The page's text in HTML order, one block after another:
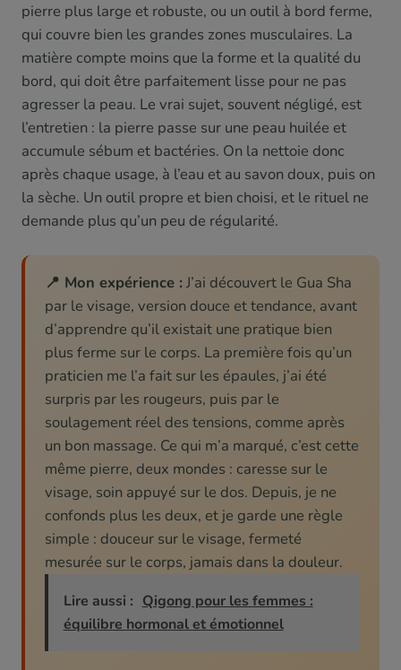
pierre plus large et robuste, ou un outil à bord ferme,
qui couvre bien les grandes zones musculaires. La
matière compte moins que la forme et la qualité du
bord, qui doit être parfaitement lisse pour ne pas
agresser la peau. Le vrai sujet, souvent négligé, est
l’entretien : la pierre passe sur une peau huilée et
accumule sébum et bactéries. On la nettoie donc
après chaque usage, à l’eau et au savon doux, puis on
la sèche. Un outil propre et bien choisi, et le rituel ne
demande plus qu’un peu de régularité.
📍 Mon expérience : J’ai découvert le Gua Sha
par le visage, version douce et tendance, avant
d’apprendre qu’il existait une pratique bien
plus ferme sur le corps. La première fois qu’un
praticien me l’a fait sur les épaules, j’ai été
surpris par les rougeurs, puis par le
soulagement réel des tensions, comme après
un bon massage. Ce qui m’a marqué, c’est cette
même pierre, deux mondes : caresse sur le
visage, soin appuyé sur le dos. Depuis, je ne
confonds plus les deux, et je garde une règle
simple : douceur sur le visage, fermeté
mesurée sur le corps, jamais dans la douleur.
Lire aussi : Qigong pour les femmes :
équilibre hormonal et émotionnel